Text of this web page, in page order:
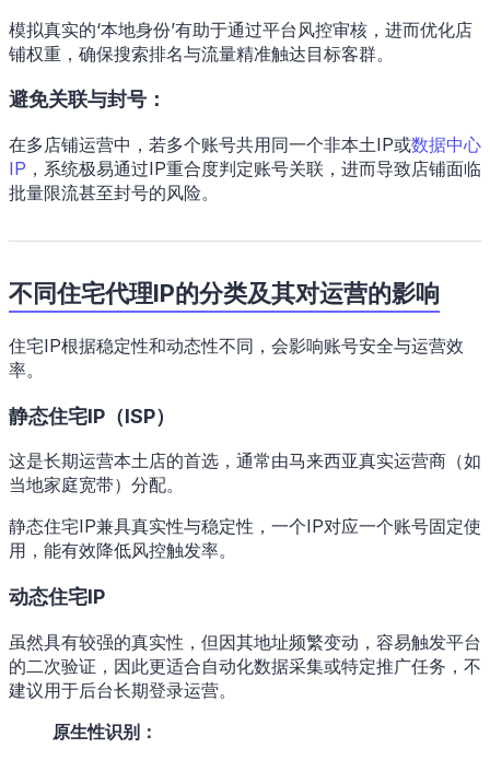
模拟真实的‘本地身份’有助于通过平台风控审核，进而优化店
铺权重，确保搜索排名与流量精准触达目标客群。
避免关联与封号：
在多店铺运营中，若多个账号共用同一个非本土IP或数据中心
IP ，系统极易通过IP重合度判定账号关联，进而导致店铺面临
批量限流甚至封号的风险。
不同住宅代理IP的分类及其对运营的影响
住宅IP根据稳定性和动态性不同，会影响账号安全与运营效
率。
静态住宅IP（ISP）
这是长期运营本土店的首选，通常由马来西亚真实运营商（如
当地家庭宽带）分配。
静态住宅IP兼具真实性与稳定性，一个IP对应一个账号固定使
用，能有效降低风控触发率。
动态住宅IP
虽然具有较强的真实性，但因其地址频繁变动，容易触发平台
的二次验证，因此更适合自动化数据采集或特定推广任务，不
建议用于后台长期登录运营。
原生性识别：